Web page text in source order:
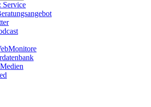
Service